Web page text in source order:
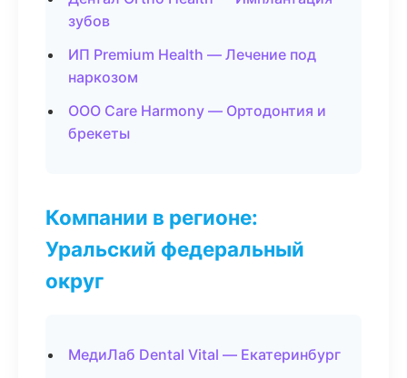
зубов
ИП Premium Health — Лечение под
наркозом
ООО Care Harmony — Ортодонтия и
брекеты
Компании в регионе:
Уральский федеральный
округ
МедиЛаб Dental Vital — Екатеринбург